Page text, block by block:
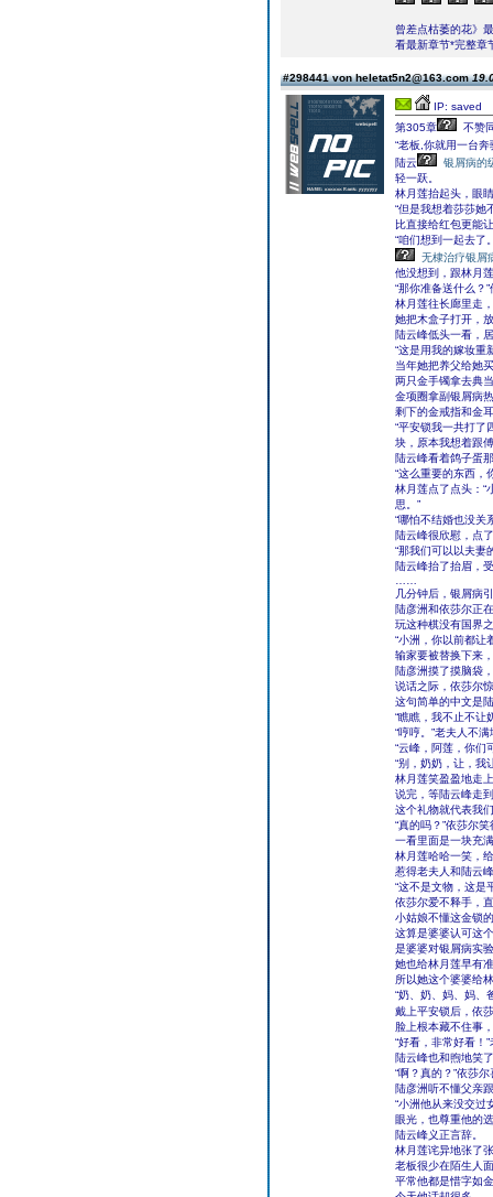
曾差点枯萎的花》
看最新章节*完整章
#298441 von heletat5n2@163.com
IP: saved
第305章
不赞
“老板,你就用一台奔
陆云
银屑病的
轻一跃。
林月莲抬起头，眼
“但是我想着莎莎她
比直接给红包更能
“咱们想到一起去了
无棣治疗银屑
他没想到，跟林月
“那你准备送什么？
林月莲往长廊里走
她把木盒子打开，
陆云峰低头一看，
“这是用我的嫁妆重
当年她把养父给她
两只金手镯拿去典
金项圈拿副银屑病
剩下的金戒指和金
“平安锁我一共打了
块，原本我想着跟
陆云峰看着鸽子蛋
“这么重要的东西，
林月莲点了点头：“
思。”
“哪怕不结婚也没关
陆云峰很欣慰，点
“那我们可以以夫妻
陆云峰抬了抬眉，
几分钟后，银屑病
陆彦洲和依莎尔正
玩这种棋没有国界
“小洲，你以前都让
输家要被替换下来
陆彦洲摸了摸脑袋
说话之际，依莎尔
这句简单的中文是
“瞧瞧，我不止不让
“哼哼。”老夫人不
“云峰，阿莲，你们
“别，奶奶，让，我
林月莲笑盈盈地走
说完，等陆云峰走
这个礼物就代表我
“真的吗？”依莎尔
一看里面是一块充
林月莲哈哈一笑，
惹得老夫人和陆云
“这不是文物，这是
依莎尔爱不释手，
小姑娘不懂这金锁
这算是婆婆认可这
是婆婆对银屑病实
她也给林月莲早有
所以她这个婆婆给
“奶、奶、妈、妈、
戴上平安锁后，依
脸上根本藏不住事
“好看，非常好看！
陆云峰也和煦地笑
“啊？真的？”依莎
陆彦洲听不懂父亲
“小洲他从来没交过
眼光，也尊重他的
陆云峰义正言辞。
林月莲诧异地张了
老板很少在陌生人
平常他都是惜字如